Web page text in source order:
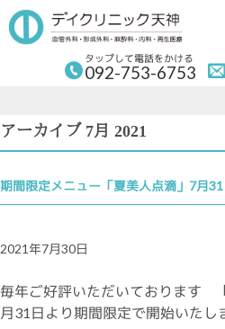
to
main
content
to
primary
sidebar
タップして電話をかける
092-753-6753
アーカイブ 7月 2021
期間限定メニュー「夏美人点滴」7月
2021年7月30日
毎年ご好評いただいております
月31日より期間限定で開始いたし